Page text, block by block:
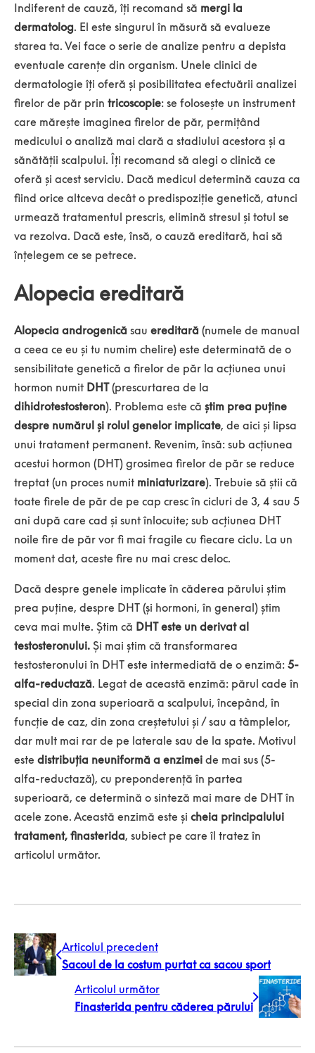
Indiferent de cauză, îți recomand să mergi la
dermatolog. El este singurul în măsură să evalueze
starea ta. Vei face o serie de analize pentru a depista
eventuale carențe din organism. Unele clinici de
dermatologie îți oferă și posibilitatea efectuării analizei
firelor de păr prin tricoscopie: se folosește un instrument
care mărește imaginea firelor de păr, permițând
medicului o analiză mai clară a stadiului acestora și a
sănătății scalpului. Îți recomand să alegi o clinică ce
oferă și acest serviciu. Dacă medicul determină cauza ca
fiind orice altceva decât o predispoziție genetică, atunci
urmează tratamentul prescris, elimină stresul și totul se
va rezolva. Dacă este, însă, o cauză ereditară, hai să
înțelegem ce se petrece.
Alopecia ereditară
Alopecia androgenică sau ereditară (numele de manual
a ceea ce eu și tu numim chelire) este determinată de o
sensibilitate genetică a firelor de păr la acțiunea unui
hormon numit DHT(prescurtarea de la
dihidrotestosteron). Problema este că știm prea puține
despre numărul și rolul genelor implicate, de aici și lipsa
unui tratament permanent. Revenim, însă: sub acțiunea
acestui hormon (DHT) grosimea firelor de păr se reduce
treptat (un proces numit miniaturizare). Trebuie să știi că
toate firele de păr de pe cap cresc în cicluri de 3, 4 sau 5
ani după care cad și sunt înlocuite; sub acțiunea DHT
noile fire de păr vor fi mai fragile cu fiecare ciclu. La un
moment dat, aceste fire nu mai cresc deloc.
Dacă despre genele implicate în căderea părului știm
prea puține, despre DHT (și hormoni, în general) știm
ceva mai multe. Știm că DHT este un derivat al
testosteronului. Și mai știm că transformarea
testosteronului în DHT este intermediată de o enzimă: 5-
alfa-reductază. Legat de această enzimă: părul cade în
special din zona superioară a scalpului, începând, în
funcție de caz, din zona creștetului și / sau a tâmplelor,
dar mult mai rar de pe laterale sau de la spate. Motivul
este distribuția neuniformă a enzimei de mai sus (5-
alfa-reductază), cu preponderență în partea
superioară, ce determină o sinteză mai mare de DHT în
acele zone. Această enzimă este și cheia principalului
tratament, finasterida, subiect pe care îl tratez în
articolul următor.
Articolul precedent
Sacoul de la costum purtat ca sacou sport
Articolul următor
Finasterida pentru căderea părului